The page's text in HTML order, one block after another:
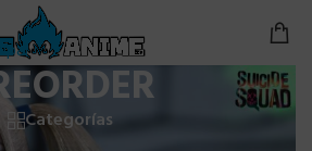
Categorías
Mostrando 1–24 de 217 resultados